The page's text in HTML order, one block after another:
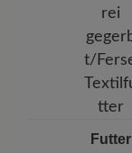
Futter